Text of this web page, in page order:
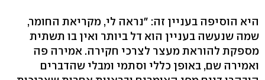
היא הוסיפה בעניין זה: "נראה לי, מקריאת החומר,
שמה שנעשה בעניין הוא דל ביותר ואין בו תשתית
מספקת להוראת מעצר לצרכי חקירה. אמירה פה
ואמירה שם, באופן כללי וסתמי ומבלי שהדברים